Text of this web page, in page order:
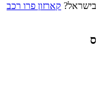
קארזון פרו רכב